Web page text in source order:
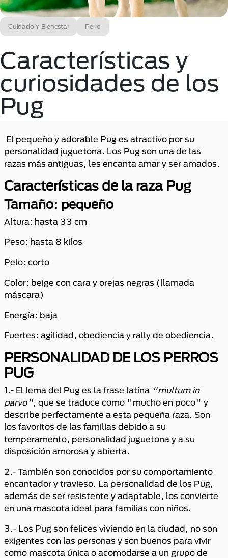
Cuidado Y Bienestar Perro
Características y
curiosidades de los
Pug
El pequeño y adorable Pug es atractivo por su
personalidad juguetona. Los Pug son una de las
razas más antiguas, les encanta amar y ser amados.
Características de la raza Pug
Tamaño: pequeño
Altura: hasta 33 cm
Peso: hasta 8 kilos
Pelo: corto
Color: beige con cara y orejas negras (llamada
máscara)
Energía: baja
Fuertes: agilidad, obediencia y rally de obediencia.
PERSONALIDAD DE LOS PERROS
PUG
1.- El lema del Pug es la frase latina "multum in
parvo", que se traduce como "mucho en poco" y
describe perfectamente a esta pequeña raza. Son
los favoritos de las familias debido a su
temperamento, personalidad juguetona y a su
disposición amorosa y abierta.
2.- También son conocidos por su comportamiento
encantador y travieso. La personalidad de los Pug,
además de ser resistente y adaptable, los convierte
en una mascota ideal para familias con niños.
3.- Los Pug son felices viviendo en la ciudad, no son
exigentes con las personas y son buenos para vivir
como mascota única o acomodarse a un grupo de